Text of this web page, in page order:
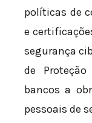
políticas de
e
segurança
de
bancos a
pessoais de